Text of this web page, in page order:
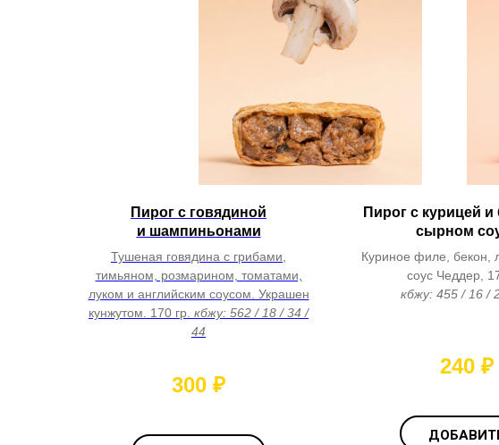
Пирог с говядиной
и шампиньонами
Тушеная говядина с грибами,
тимьяном, розмарином, томатами,
луком и английским соусом. Украшен
кунжутом. 170 гр. кбжу: 562 / 18 / 34 /
44
300 ₽
Пирог с курицей
сырном
Куриное филе, бекон,
соус Чеддер,
кбжу: 455 / 16 /
240 ₽